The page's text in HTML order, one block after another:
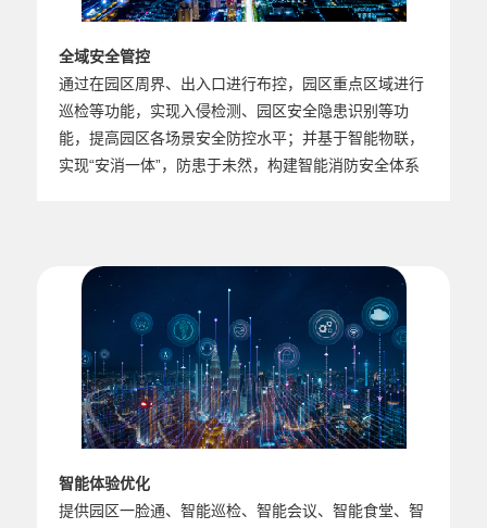
全域安全管控
通过在园区周界、出入口进行布控，园区重点区域进行
巡检等功能，实现入侵检测、园区安全隐患识别等功
能，提高园区各场景安全防控水平；并基于智能物联，
实现“安消一体”，防患于未然，构建智能消防安全体系
智能体验优化
提供园区一脸通、智能巡检、智能会议、智能食堂、智